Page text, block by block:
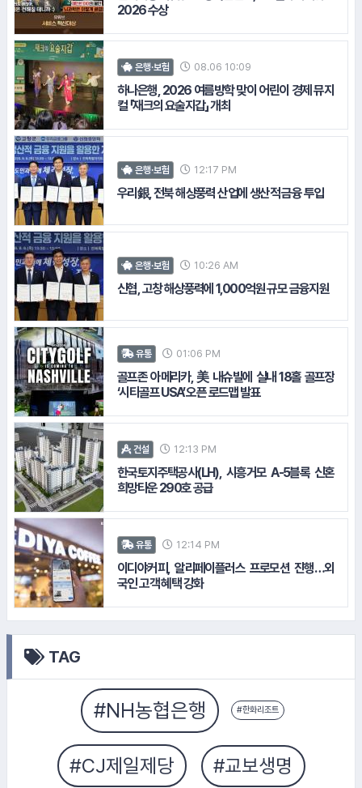
2026 수상
은행·보험 08.06 10:09
하나은행, 2026 여름방학 맞이 어린이 경제 뮤지
컬 「재크의 요술지갑」 개최
은행·보험 12:17 PM
우리銀, 전북 해상풍력 산업에 생산적 금융 투입
은행·보험 10:26 AM
신협, 고창 해상풍력에 1,000억원 규모 금융지원
유통 01:06 PM
골프존 아메리카, 美 내슈빌에 실내 18홀 골프장
‘시티골프 USA’ 오픈 로드맵 발표
건설 12:13 PM
한국토지주택공사(LH), 시흥거모 A-5블록 신혼
희망타운 290호 공급
유통 12:14 PM
이디야커피, 알리페이플러스 프로모션 진행…외
국인 고객 혜택 강화
TAG
#쿠팡
#하이트진로
#수협중앙회
#SPC그룹